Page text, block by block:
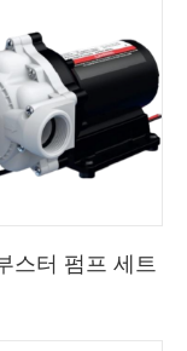
스터 펌프 세트